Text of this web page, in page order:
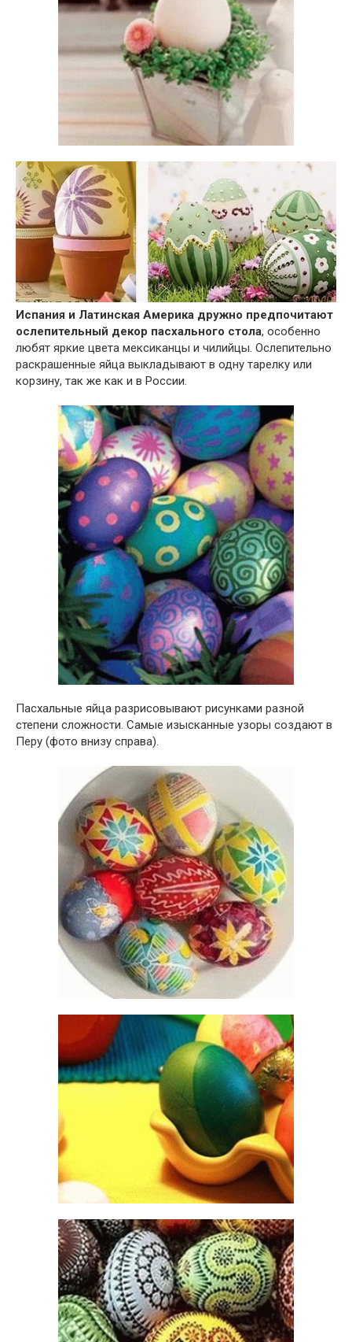
Испания и Латинская Америка дружно предпочитают
ослепительный декор пасхального стола, особенно
любят яркие цвета мексиканцы и чилийцы. Ослепительно
раскрашенные яйца выкладывают в одну тарелку или
корзину, так же как и в России.
Пасхальные яйца разрисовывают рисунками разной
степени сложности. Самые изысканные узоры создают в
Перу (фото внизу справа).